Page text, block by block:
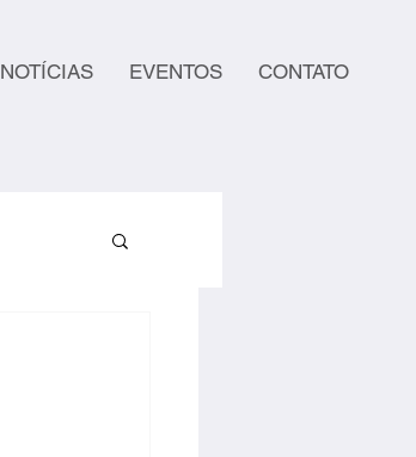
NOTÍCIAS EVENTOS CONTATO